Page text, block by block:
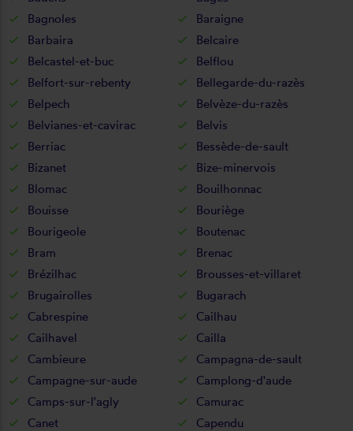
Bagnoles
Baraigne
Barbaira
Belcaire
Belcastel-et-buc
Belflou
Belfort-sur-rebenty
Bellegarde-du-razès
Belpech
Belvèze-du-razès
Belvianes-et-cavirac
Belvis
Berriac
Bessède-de-sault
Bizanet
Bize-minervois
Blomac
Bouilhonnac
Bouisse
Bouriège
Bourigeole
Boutenac
Bram
Brenac
Brézilhac
Brousses-et-villaret
Brugairolles
Bugarach
Cabrespine
Cailhau
Cailhavel
Cailla
Cambieure
Campagna-de-sault
Campagne-sur-aude
Camplong-d'aude
Camps-sur-l'agly
Camurac
Canet
Capendu